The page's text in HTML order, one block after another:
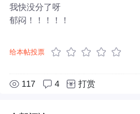
我快没分了呀
郁闷！！！！！
给本帖投票
117 4 打赏